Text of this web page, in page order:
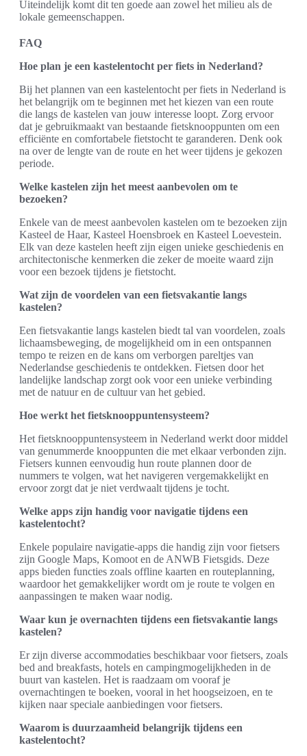
Uiteindelijk komt dit ten goede aan zowel het milieu als de
lokale gemeenschappen.
FAQ
Hoe plan je een kastelentocht per fiets in Nederland?
Bij het plannen van een kastelentocht per fiets in Nederland is
het belangrijk om te beginnen met het kiezen van een route
die langs de kastelen van jouw interesse loopt. Zorg ervoor
dat je gebruikmaakt van bestaande fietsknooppunten om een
efficiënte en comfortabele fietstocht te garanderen. Denk ook
na over de lengte van de route en het weer tijdens je gekozen
periode.
Welke kastelen zijn het meest aanbevolen om te
bezoeken?
Enkele van de meest aanbevolen kastelen om te bezoeken zijn
Kasteel de Haar, Kasteel Hoensbroek en Kasteel Loevestein.
Elk van deze kastelen heeft zijn eigen unieke geschiedenis en
architectonische kenmerken die zeker de moeite waard zijn
voor een bezoek tijdens je fietstocht.
Wat zijn de voordelen van een fietsvakantie langs
kastelen?
Een fietsvakantie langs kastelen biedt tal van voordelen, zoals
lichaamsbeweging, de mogelijkheid om in een ontspannen
tempo te reizen en de kans om verborgen pareltjes van
Nederlandse geschiedenis te ontdekken. Fietsen door het
landelijke landschap zorgt ook voor een unieke verbinding
met de natuur en de cultuur van het gebied.
Hoe werkt het fietsknooppuntensysteem?
Het fietsknooppuntensysteem in Nederland werkt door middel
van genummerde knooppunten die met elkaar verbonden zijn.
Fietsers kunnen eenvoudig hun route plannen door de
nummers te volgen, wat het navigeren vergemakkelijkt en
ervoor zorgt dat je niet verdwaalt tijdens je tocht.
Welke apps zijn handig voor navigatie tijdens een
kastelentocht?
Enkele populaire navigatie-apps die handig zijn voor fietsers
zijn Google Maps, Komoot en de ANWB Fietsgids. Deze
apps bieden functies zoals offline kaarten en routeplanning,
waardoor het gemakkelijker wordt om je route te volgen en
aanpassingen te maken waar nodig.
Waar kun je overnachten tijdens een fietsvakantie langs
kastelen?
Er zijn diverse accommodaties beschikbaar voor fietsers, zoals
bed and breakfasts, hotels en campingmogelijkheden in de
buurt van kastelen. Het is raadzaam om vooraf je
overnachtingen te boeken, vooral in het hoogseizoen, en te
kijken naar speciale aanbiedingen voor fietsers.
Waarom is duurzaamheid belangrijk tijdens een
kastelentocht?